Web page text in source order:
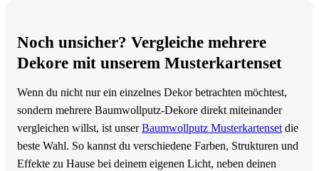
Noch unsicher? Vergleiche mehrere
Dekore mit unserem Musterkartenset
Wenn du nicht nur ein einzelnes Dekor betrachten möchtest,
sondern mehrere Baumwollputz-Dekore direkt miteinander
vergleichen willst, ist unserBaumwollputz Musterkartensetdie
beste Wahl. So kannst du verschiedene Farben, Strukturen und
Effekte zu Hause bei deinem eigenen Licht, neben deinen